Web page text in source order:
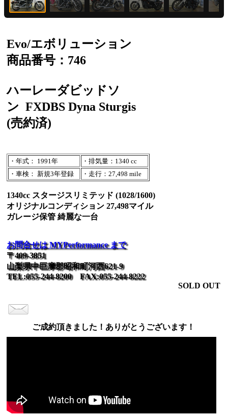
Evo/エボリューション
商品番号：746
ハーレーダビッドソ
ン FXDBS Dyna Sturgis
(売約済)
・年式： 1991年
・排気量：1340 cc
・車検： 新規3年登録
・走行：27,498 mile
1340cc スタージスリミテッド (1028/1600)
オリジナルコンディション 27,498マイル
ガレージ保管 綺麗な一台
お問合せは MYPerformance まで
〒409-3851
山梨県中巨摩郡昭和町河西621-9
TEL:055-244-8200 FAX:055-244-8222
SOLD OUT
ご成約頂きました！ありがとうございます！